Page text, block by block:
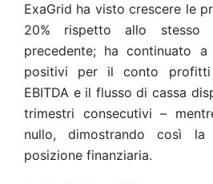
ExaGrid ha visto crescere le
20% rispetto allo stesso
precedente; ha continuato a
positivi per il conto profitti
EBITDA e il flusso di cassa
trimestri consecutivi –
nullo, dimostrando così
posizione finanziaria.